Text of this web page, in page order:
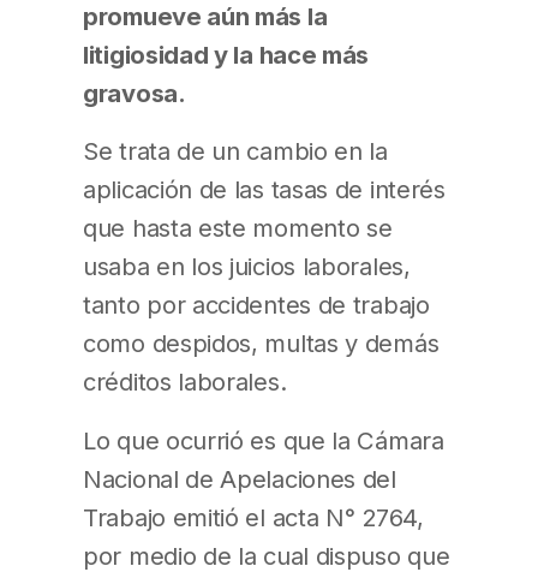
promueve aún más la
litigiosidad y la hace más
gravosa.
Se trata de un cambio en la
aplicación de las tasas de interés
que hasta este momento se
usaba en los juicios laborales,
tanto por accidentes de trabajo
como despidos, multas y demás
créditos laborales.
Lo que ocurrió es que la Cámara
Nacional de Apelaciones del
Trabajo emitió el acta N° 2764,
por medio de la cual dispuso que